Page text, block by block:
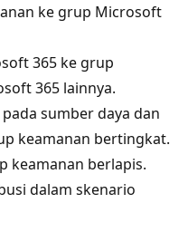
ke grup Microsoft
365 ke grup
365 lainnya.
sumber daya dan
keamanan bertingkat.
keamanan berlapis.
dalam skenario